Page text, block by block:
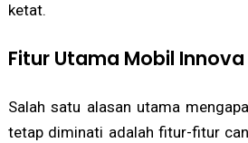
ketat.
Fitur Utama Mobil
Salah satu alasan utama
tetap diminati adalah fitur-fitur